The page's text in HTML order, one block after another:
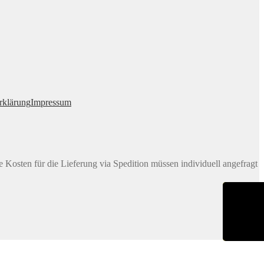
Impressum
für die Lieferung via Spedition müssen individuell angefragt